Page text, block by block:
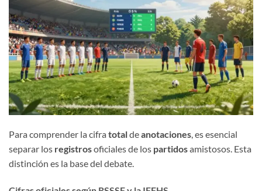
Para comprender la cifra totaldeanotaciones, es esencial
separar los registrosoficiales de los partidosamistosos. Esta
distinción es la base del debate.